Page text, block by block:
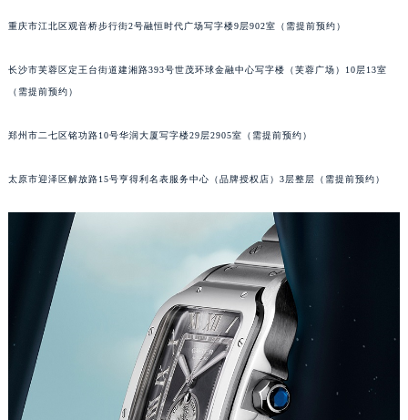
重庆市江北区观音桥步行街2号融恒时代广场写字楼9层902室（需提前预约）
长沙市芙蓉区定王台街道建湘路393号世茂环球金融中心写字楼（芙蓉广场）10层13室
（需提前预约）
郑州市二七区铭功路10号华润大厦写字楼29层2905室（需提前预约）
太原市迎泽区解放路15号亨得利名表服务中心（品牌授权店）3层整层（需提前预约）